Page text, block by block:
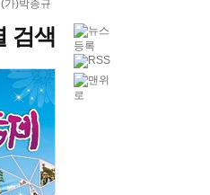
2
1
1
3
(가)박종규